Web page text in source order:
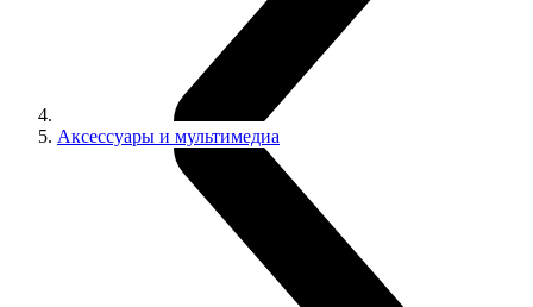
Аксессуары и мультимедиа